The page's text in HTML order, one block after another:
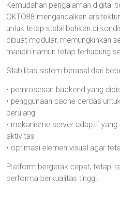
Kemudahan pengalaman digital
OKTO88 mengandalkan
untuk tetap stabil bahkan di
dibuat modular, memungkinkan
mandiri namun tetap terhubung
Stabilitas sistem berasal dari
• pemrosesan backend yang
• penggunaan cache cerdas
berulang
• mekanisme server adaptif
aktivitas
• optimasi elemen visual agar
Platform bergerak cepat, tetapi
performa berkualitas tinggi.